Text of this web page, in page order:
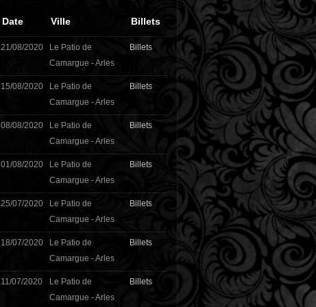
Date Ville Billets
21/08/2020
Le Patio de
Camargue - Arles
Billets
15/08/2020
Le Patio de
Camargue - Arles
Billets
08/08/2020
Le Patio de
Camargue - Arles
Billets
01/08/2020
Le Patio de
Camargue - Arles
Billets
25/07/2020
Le Patio de
Camargue - Arles
Billets
18/07/2020
Le Patio de
Camargue - Arles
Billets
11/07/2020
Le Patio de
Camargue - Arles
Billets